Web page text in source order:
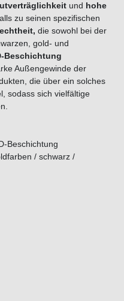
und hohe
zu seinen spezifischen
die sowohl bei der
gold- und
Beschichtung
Außengewinde der
die über ein solches
sodass sich vielfältige
Beschichtung
/ schwarz /